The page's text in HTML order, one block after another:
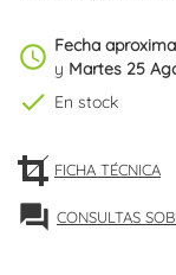
schedule Fecha
y Martes 25
check En stock
FICHA TÉCNICA
forum CONSULTAS